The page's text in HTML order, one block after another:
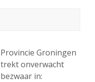
Provincie Groningen
trekt onverwacht
bezwaar in: